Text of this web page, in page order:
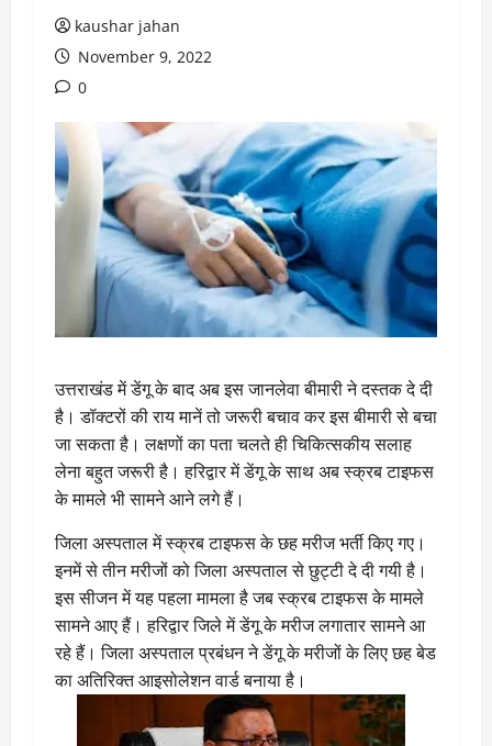
kaushar jahan
November 9, 2022
0
उत्तराखंड में डेंगू के बाद अब इस जानलेवा बीमारी ने दस्तक दे दी
है। डॉक्टरों की राय मानें तो जरूरी बचाव कर इस बीमारी से बचा
जा सकता है। लक्षणों का पता चलते ही चिकित्सकीय सलाह
लेना बहुत जरूरी है। हरिद्वार में डेंगू के साथ अब स्क्रब टाइफस
के मामले भी सामने आने लगे हैं।
जिला अस्पताल में स्क्रब टाइफस के छह मरीज भर्ती किए गए।
इनमें से तीन मरीजों को जिला अस्पताल से छुट्टी दे दी गयी है।
इस सीजन में यह पहला मामला है जब स्क्रब टाइफस के मामले
सामने आए हैं। हरिद्वार जिले में डेंगू के मरीज लगातार सामने आ
रहे हैं। जिला अस्पताल प्रबंधन ने डेंगू के मरीजों के लिए छह बेड
का अतिरिक्त आइसोलेशन वार्ड बनाया है।